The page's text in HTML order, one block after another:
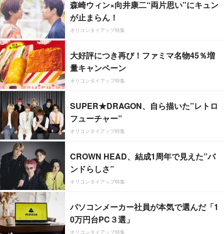
森崎ウィン×向井康二“両片思い”にキュン
が止まらん！
オリコンタイアップ特集
大好評につき再び！ファミマ名物45％増
量キャンペーン
オリコンタイアップ特集
SUPER★DRAGON、自ら描いた”レトロ
フューチャー”
オリコンタイアップ特集
CROWN HEAD、結成1周年で見えた”バ
ンドらしさ”
オリコンタイアップ特集
パソコンメーカー社員が本気で選んだ「1
0万円台PC３選」
オリコンタイアップ特集